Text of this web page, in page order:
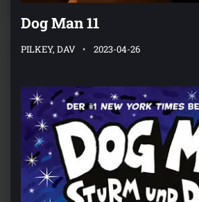
Dog Man 11
PILKEY, DAV 2023-04-26